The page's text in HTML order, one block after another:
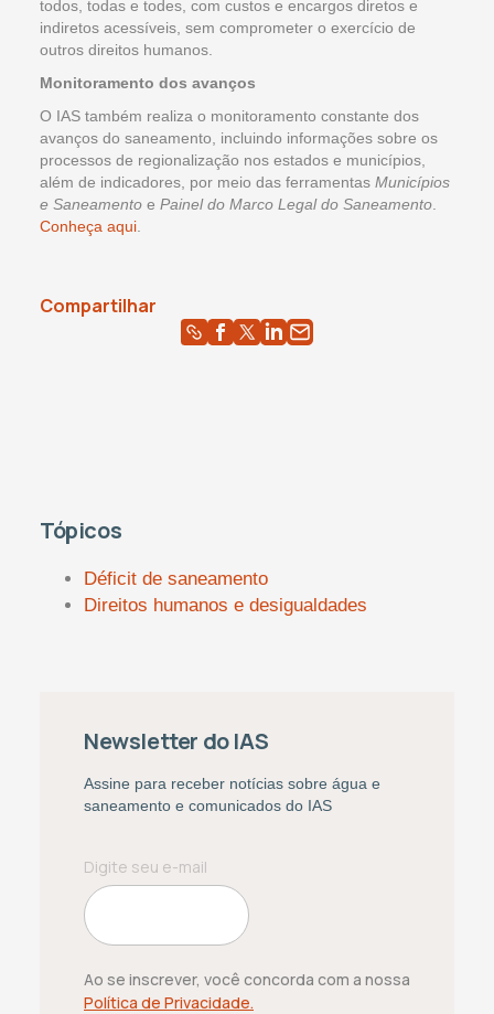
todos, todas e todes, com custos e encargos diretos e
indiretos acessíveis, sem comprometer o exercício de
outros direitos humanos.
Monitoramento dos avanços
O IAS também realiza o monitoramento constante dos
avanços do saneamento, incluindo informações sobre os
processos de regionalização nos estados e municípios,
além de indicadores, por meio das ferramentas Municípios
e Saneamento e Painel do Marco Legal do Saneamento
Conheça aqui
Compartilhar
Tópicos
Déficit de saneamento
Direitos humanos e desigualdades
Newsletter do IAS
Assine para receber notícias sobre água e
saneamento e comunicados do IAS
Ao se inscrever, você concorda com a nossa
Política de Privacidade.